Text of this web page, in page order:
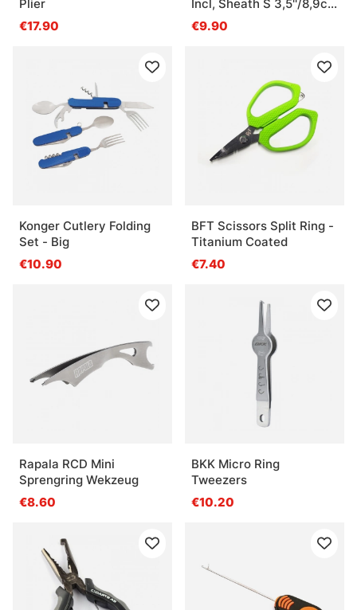
Plier
€17.90
Incl, Sheath S 3,5''/8,9cm
Black Sand
€9.90
Konger Cutlery Folding
Set - Big
€10.90
BFT Scissors Split Ring -
Titanium Coated
€7.40
Rapala RCD Mini
Sprengring Wekzeug
€8.60
BKK Micro Ring
Tweezers
€10.20